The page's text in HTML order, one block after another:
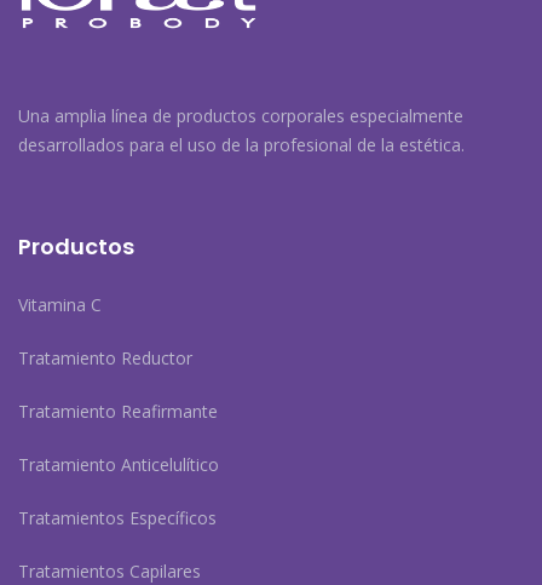
Una amplia línea de productos corporales especialmente
desarrollados para el uso de la profesional de la estética.
Productos
Vitamina C
Tratamiento Reductor
Tratamiento Reafirmante
Tratamiento Anticelulítico
Tratamientos Específicos
Tratamientos Capilares